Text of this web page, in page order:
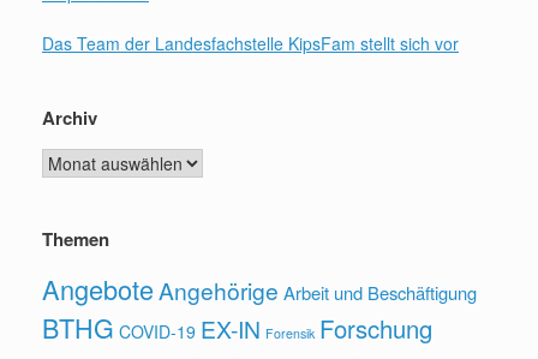
Das Team der Landesfachstelle KipsFam stellt sich vor
Archiv
Archiv
Themen
AngeboteAngehörige Arbeit und Beschäftigung
BTHG COVID-19 EX-IN Forensik Forschung